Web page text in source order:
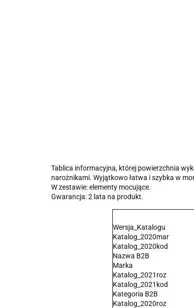
Tablica informacyjna, której powierzchnia
narożnikami. Wyjątkowo łatwa i szybka w
W zestawie: elementy mocujące.
Gwarancja: 2 lata na produkt.
Wersja_Katalogu
Katalog_2020mar
Katalog_2020kod
Nazwa B2B
Marka
Katalog_2021roz
Katalog_2021kod
Kategoria B2B
Katalog_2020roz